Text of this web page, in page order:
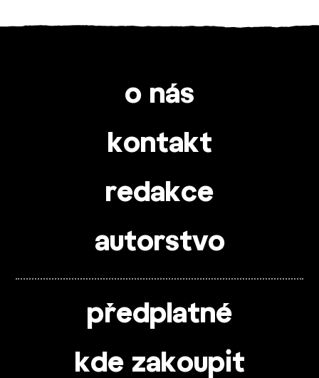
o nás
kontakt
redakce
autorstvo
předplatné
kde zakoupit